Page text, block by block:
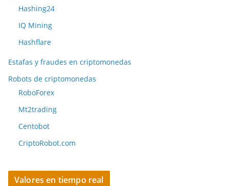
Hashing24
IQ Mining
Hashflare
Estafas y fraudes en criptomonedas
Robots de criptomonedas
RoboForex
Mt2trading
Centobot
CriptoRobot.com
Valores en tiempo real